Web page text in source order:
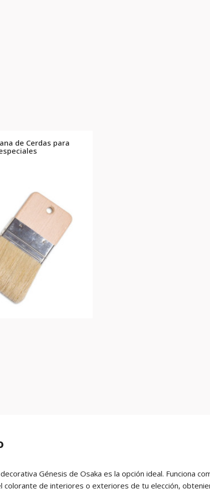
de Cerdas para
Génesis de Osaka es la opción ideal. Funciona
colorante de interiores o exteriores de tu elección,